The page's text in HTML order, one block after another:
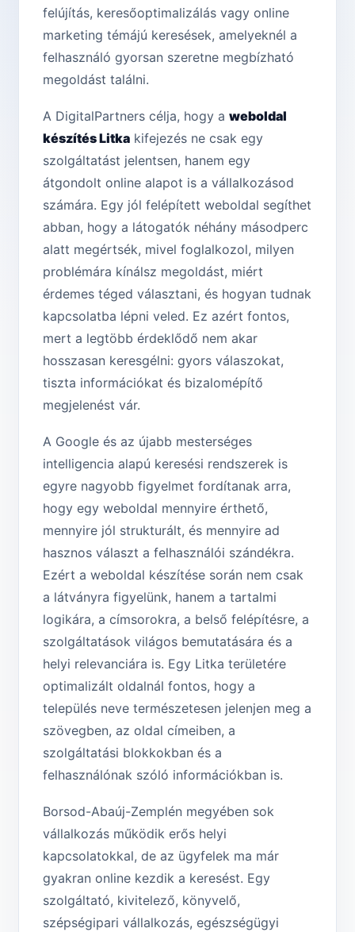
felújítás, keresőoptimalizálás vagy online
marketing témájú keresések, amelyeknél a
felhasználó gyorsan szeretne megbízható
megoldást találni.
A DigitalPartners célja, hogy a weboldal
készítés Litka kifejezés ne csak egy
szolgáltatást jelentsen, hanem egy
átgondolt online alapot is a vállalkozásod
számára. Egy jól felépített weboldal segíthet
abban, hogy a látogatók néhány másodperc
alatt megértsék, mivel foglalkozol, milyen
problémára kínálsz megoldást, miért
érdemes téged választani, és hogyan tudnak
kapcsolatba lépni veled. Ez azért fontos,
mert a legtöbb érdeklődő nem akar
hosszasan keresgélni: gyors válaszokat,
tiszta információkat és bizalomépítő
megjelenést vár.
A Google és az újabb mesterséges
intelligencia alapú keresési rendszerek is
egyre nagyobb figyelmet fordítanak arra,
hogy egy weboldal mennyire érthető,
mennyire jól strukturált, és mennyire ad
hasznos választ a felhasználói szándékra.
Ezért a weboldal készítése során nem csak
a látványra figyelünk, hanem a tartalmi
logikára, a címsorokra, a belső felépítésre, a
szolgáltatások világos bemutatására és a
helyi relevanciára is. Egy Litka területére
optimalizált oldalnál fontos, hogy a
település neve természetesen jelenjen meg a
szövegben, az oldal címeiben, a
szolgáltatási blokkokban és a
felhasználónak szóló információkban is.
Borsod-Abaúj-Zemplén megyében sok
vállalkozás működik erős helyi
kapcsolatokkal, de az ügyfelek ma már
gyakran online kezdik a keresést. Egy
szolgáltató, kivitelező, könyvelő,
szépségipari vállalkozás, egészségügyi